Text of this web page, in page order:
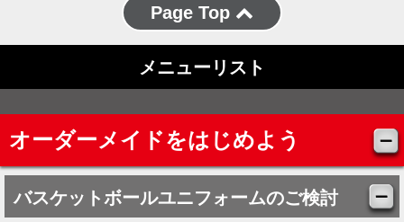
Page Top
メニューリスト
オーダーメイドをはじめよう
バスケットボールユニフォームのご検討